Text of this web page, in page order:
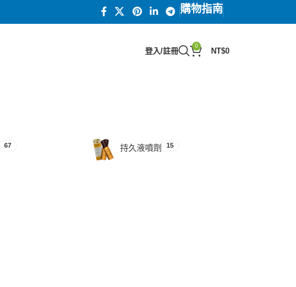
購物指南
登入/註冊
0
NT$0
67 持久液噴劑 15